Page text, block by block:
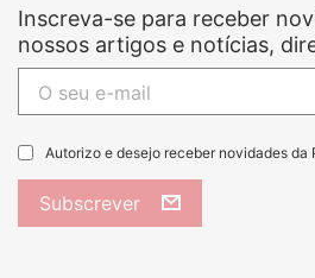
Inscreva-se para receber
nossos artigos e notícias,
Autorizo e desejo receber novidades da
Subscrever